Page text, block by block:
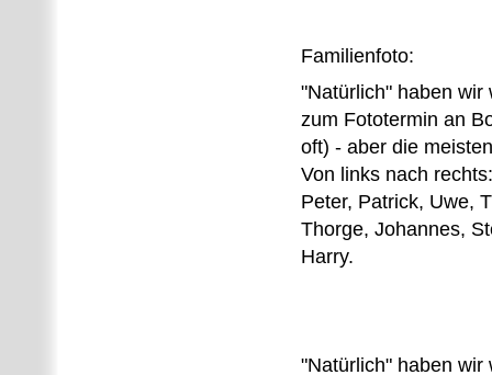
Familienfoto:
"Natürlich" haben wir
zum Fototermin an
oft) - aber die
Von links nach
Peter, Patrick, Uwe,
Thorge, Johannes,
Harry.
"Natürlich" haben wir